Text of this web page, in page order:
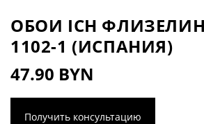
ОБОИ ICH
1102-1 (ИСПАНИЯ)
47.90 BYN
Получить консультацию